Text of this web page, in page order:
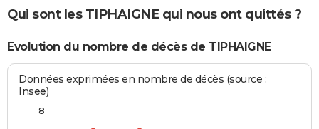
Qui sont les TIPHAIGNE qui nous ont quittés ?
Evolution du nombre de décès de TIPHAIGNE
Données exprimées en nombre de décès (source :
Insee)
8